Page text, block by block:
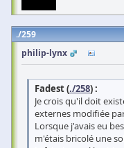
259
philip-lynx
Fadest (./258) :
Je crois qu'il doit
externes modifiée
Lorsque j'avais eu
m'étais bricolé une